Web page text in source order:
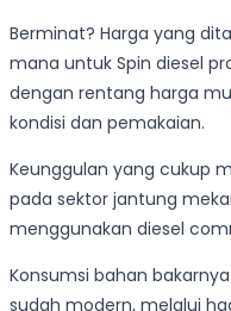
Berminat? Harga yang
mana untuk Spin diesel
dengan rentang harga
kondisi dan pemakaian.
Keunggulan yang cukup
pada sektor jantung
menggunakan diesel
Konsumsi bahan
sudah modern, melalui